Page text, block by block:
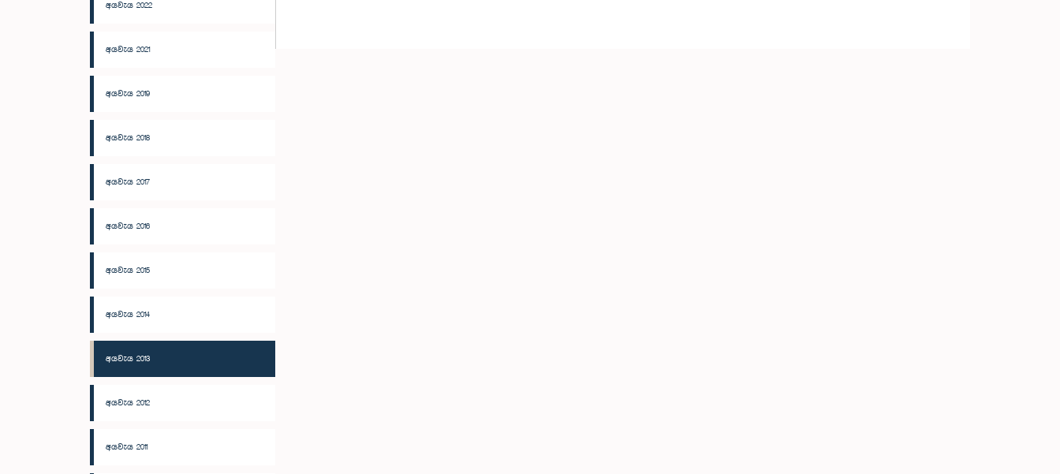
අයවැය 2022
අයවැය 2021
අයවැය 2019
අයවැය 2018
අයවැය 2017
අයවැය 2016
අයවැය 2015
අයවැය 2014
අයවැය 2013
අයවැය 2012
අයවැය 2011